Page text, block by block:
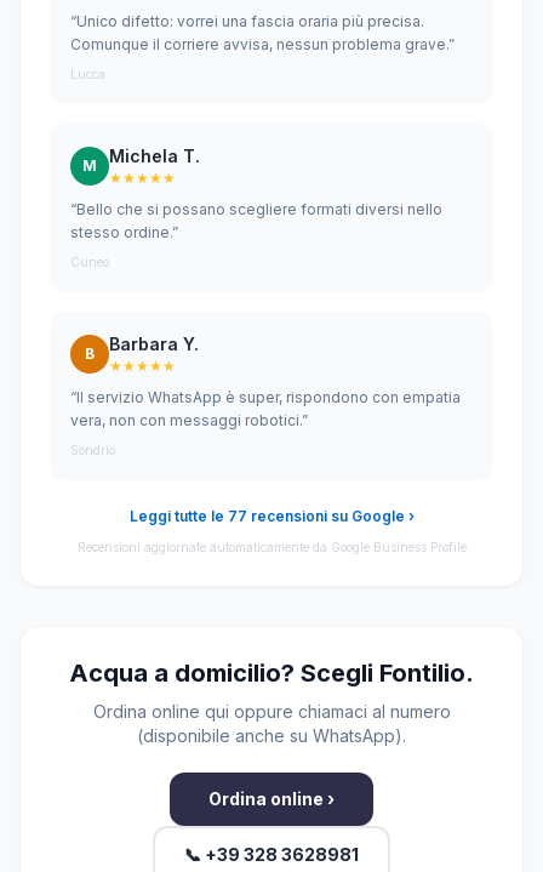
“Unico difetto: vorrei una fascia oraria più precisa.
Comunque il corriere avvisa, nessun problema grave.”
Lucca
M Michela T.
★★★★★
“Bello che si possano scegliere formati diversi nello
stesso ordine.”
Cuneo
B Barbara Y.
★★★★★
“Il servizio WhatsApp è super, rispondono con empatia
vera, non con messaggi robotici.”
Sondrio
Leggi tutte le 77 recensioni su Google ›
Recensioni aggiornate automaticamente da Google Business Profile
Acqua a domicilio? Scegli Fontilio.
Ordina online qui oppure chiamaci al numero
(disponibile anche su WhatsApp).
Ordina online ›
📞 +39 328 3628981